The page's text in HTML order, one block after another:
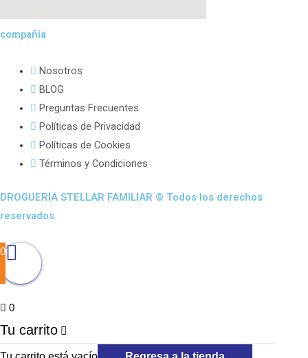
compañía
Nosotros
BLOG
Preguntas Frecuentes
Políticas de Privacidad
Políticas de Cookies
Términos y Condiciones
DROGUERÍA STELLAR FAMILIAR © Todos los derechos
reservados.
0
0
Tu carrito